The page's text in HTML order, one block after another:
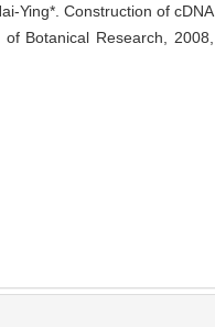
Ying*. Construction of cDNA
Botanical Research, 2008,